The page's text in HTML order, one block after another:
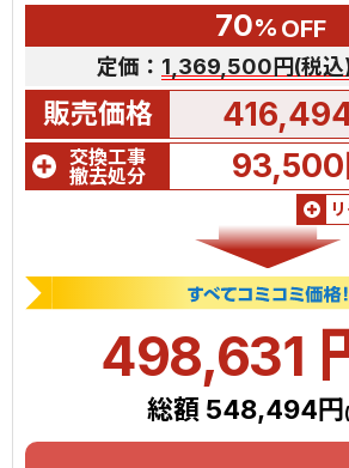
70% OFF
定価： 1,369,500円(税込
販売価格
交換工事
撤去処分
93,500
498,631
総額 548,494円